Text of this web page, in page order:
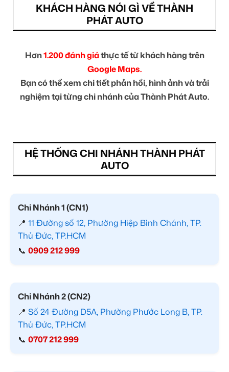
KHÁCH HÀNG NÓI GÌ VỀ THÀNH
PHÁT AUTO
Hơn1.200 đánh giáthực tế từ khách hàng trên
Google Maps.
Bạn có thể xem chi tiết phản hồi, hình ảnh và trải
nghiệm tại từng chi nhánh của Thành Phát Auto.
HỆ THỐNG CHI NHÁNH THÀNH PHÁT
AUTO
Chi Nhánh 1 (CN1)
📍 11 Đường số 12, Phường Hiệp Bình Chánh, TP.
Thủ Đức, TP.HCM
📞 0909 212 999
Chi Nhánh 2 (CN2)
📍 Số 24 Đường D5A, Phường Phước Long B, TP.
Thủ Đức, TP.HCM
📞 0707 212 999